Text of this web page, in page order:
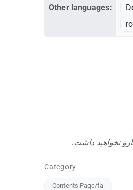
Other languages:
نخواهید داشت.
Category
Contents Page/fa